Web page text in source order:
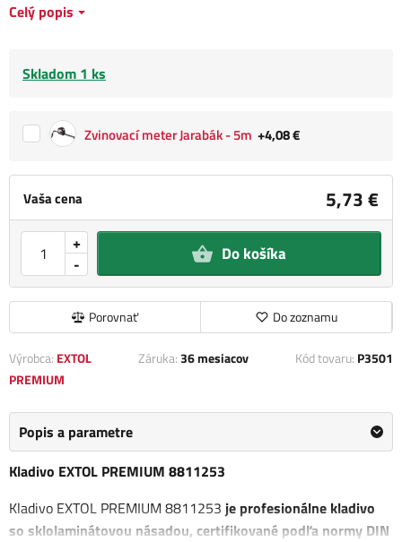
Vaša cena 5,73 €
-
+ Do košíka
Porovnať Do zoznamu
Celý popis
Skladom 1 ks
Zvinovací meter Jarabák - 5m +4,08 €
Výrobca: EXTOL
PREMIUM
Záruka:36 mesiacov Kód tovaru: P3501
Popis a parametre
Kladivo EXTOL PREMIUM 8811253
Kladivo EXTOL PREMIUM 8811253 je profesionálne kladivo
so sklolaminátovou násadou, certifikované podľa normy DIN